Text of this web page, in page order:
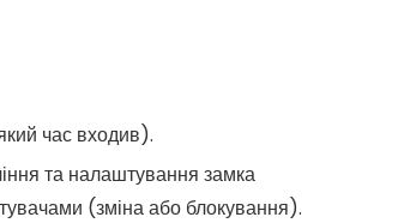
час входив).
та налаштування замка
(зміна або блокування).